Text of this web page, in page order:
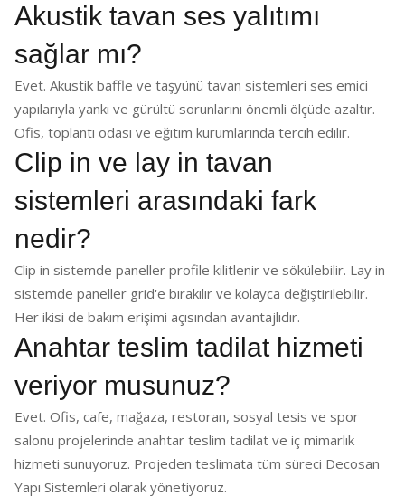
Akustik tavan ses yalıtımı
sağlar mı?
Evet. Akustik baffle ve taşyünü tavan sistemleri ses emici
yapılarıyla yankı ve gürültü sorunlarını önemli ölçüde azaltır.
Ofis, toplantı odası ve eğitim kurumlarında tercih edilir.
Clip in ve lay in tavan
sistemleri arasındaki fark
nedir?
Clip in sistemde paneller profile kilitlenir ve sökülebilir. Lay in
sistemde paneller grid'e bırakılır ve kolayca değiştirilebilir.
Her ikisi de bakım erişimi açısından avantajlıdır.
Anahtar teslim tadilat hizmeti
veriyor musunuz?
Evet. Ofis, cafe, mağaza, restoran, sosyal tesis ve spor
salonu projelerinde anahtar teslim tadilat ve iç mimarlık
hizmeti sunuyoruz. Projeden teslimata tüm süreci Decosan
Yapı Sistemleri olarak yönetiyoruz.